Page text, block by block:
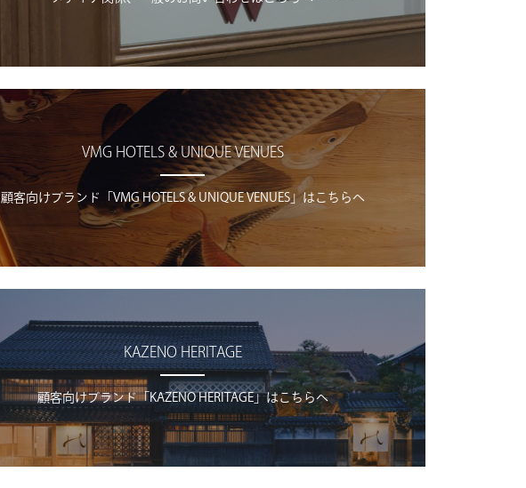
VMG HOTELS & UNIQUE VENUES
顧客向けブランド「VMG HOTELS & UNIQUE VENUES」はこちらへ
KAZENO HERITAGE
顧客向けブランド「KAZENO HERITAGE」はこちらへ